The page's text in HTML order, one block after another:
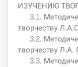
ИЗУЧЕНИЮ
3.1.
творчеству
3.2.
творчеству Л.А.
3.3.